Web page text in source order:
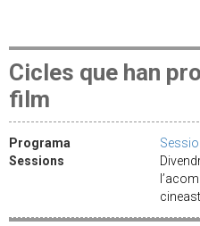
Cicles que han
film
Programa
Sessions